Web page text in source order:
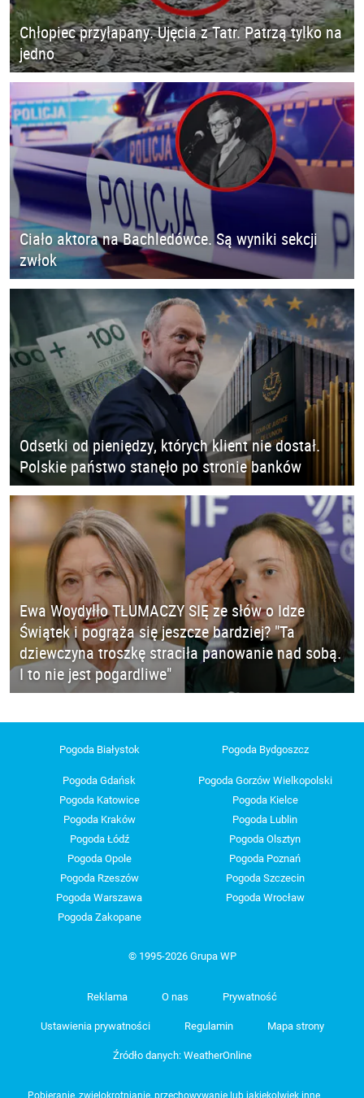
Chłopiec przyłapany. Ujęcia z Tatr. Patrzą tylko na
jedno
Ciało aktora na Bachledówce. Są wyniki sekcji
zwłok
Odsetki od pieniędzy, których klient nie dostał.
Polskie państwo stanęło po stronie banków
Ewa Woydyłło TŁUMACZY SIĘ ze słów o Idze
Świątek i pogrąża się jeszcze bardziej? "Ta
dziewczyna troszkę straciła panowanie nad sobą.
I to nie jest pogardliwe"
Pogoda Białystok Pogoda Bydgoszcz
Pogoda Gdańsk
Pogoda Gorzów Wielkopolski
Pogoda Katowice
Pogoda Kielce
Pogoda Kraków
Pogoda Lublin
Pogoda Łódź
Pogoda Olsztyn
Pogoda Opole
Pogoda Poznań
Pogoda Rzeszów
Pogoda Szczecin
Pogoda Warszawa
Pogoda Wrocław
Pogoda Zakopane
© 1995-2026 Grupa WP
Reklama O nas Prywatność
Ustawienia prywatności Regulamin Mapa strony
Źródło danych: WeatherOnline
Pobieranie, zwielokrotnianie, przechowywanie lub jakiekolwiek inne